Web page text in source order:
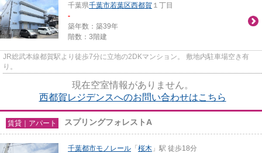
千葉県千葉市若葉区西都賀 １丁目
-
築年数：築39年
階数：3階建
JR総武本線都賀駅より徒歩7分に立地の2DKマンション。 敷地内駐車場空き有
り。
現在空室情報がありません。
西都賀レジデンスへのお問い合わせはこちら
賃貸｜アパート スプリングフォレストA
千葉都市モノレール 「 桜木 」駅 徒歩18分